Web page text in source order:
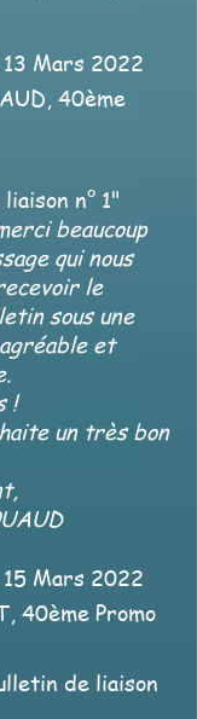
Mars 2022
40ème
n° 1"
beaucoup
qui nous
le
sous une
et
!
un très bon
Mars 2022
40ème Promo
de liaison